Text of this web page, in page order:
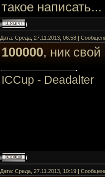
такое
Дата: Среда, 27.11.2013, 06:58 |
100000, ник
ICCup - Deadalter
Дата: Среда, 27.11.2013, 10:19 |